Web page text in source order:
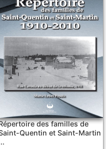
des familles de
Quentin et Saint-Martin